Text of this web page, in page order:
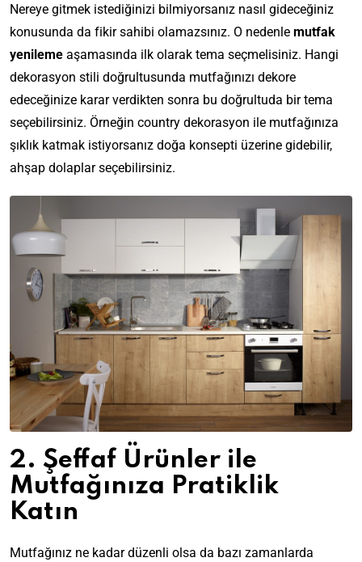
Nereye gitmek istediğinizi bilmiyorsanız nasıl gideceğiniz
konusunda da fikir sahibi olamazsınız. O nedenle mutfak
yenileme aşamasında ilk olarak tema seçmelisiniz. Hangi
dekorasyon stili doğrultusunda mutfağınızı dekore
edeceğinize karar verdikten sonra bu doğrultuda bir tema
seçebilirsiniz. Örneğin country dekorasyon ile mutfağınıza
şıklık katmak istiyorsanız doğa konsepti üzerine gidebilir,
ahşap dolaplar seçebilirsiniz.
2. Şeffaf Ürünler ile
Mutfağınıza Pratiklik
Katın
Mutfağınız ne kadar düzenli olsa da bazı zamanlarda